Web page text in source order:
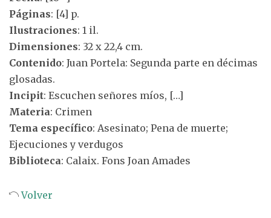
Páginas: [4] p.
Ilustraciones: 1 il.
Dimensiones: 32 x 22,4 cm.
Contenido: Juan Portela: Segunda parte en décimas
glosadas.
Incipit: Escuchen señores míos, […]
Materia: Crimen
Tema específico: Asesinato; Pena de muerte;
Ejecuciones y verdugos
Biblioteca: Calaix. Fons Joan Amades
Volver